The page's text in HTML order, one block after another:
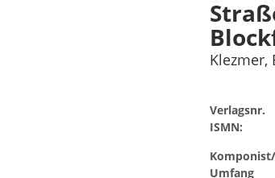
Klezmer,
Verlagsnr.
ISMN:
Umfang